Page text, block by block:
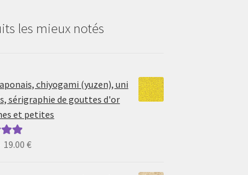
les mieux notés
chiyogami (yuzen), uni
sérigraphie de gouttes d'or
et petites
sur
19.00€Plage